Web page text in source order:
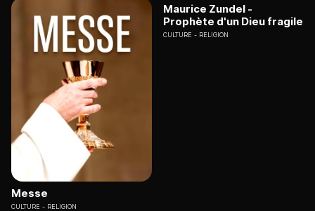
Messe
CULTURE RELIGION
Maurice Zundel -
Prophète d'un Dieu fragile
CULTURE RELIGION